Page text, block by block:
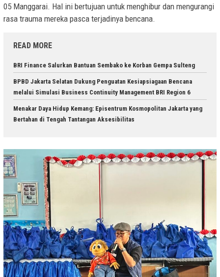
05 Manggarai. Hal ini bertujuan untuk menghibur dan mengurangi
rasa trauma mereka pasca terjadinya bencana.
READ MORE
BRI Finance Salurkan Bantuan Sembako ke Korban Gempa Sulteng
BPBD Jakarta Selatan Dukung Penguatan Kesiapsiagaan Bencana
melalui Simulasi Business Continuity Management BRI Region 6
Menakar Daya Hidup Kemang: Episentrum Kosmopolitan Jakarta yang
Bertahan di Tengah Tantangan Aksesibilitas